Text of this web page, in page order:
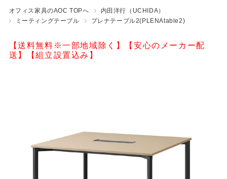
オフィス家具のAOC TOPへ
内田洋行（UCHIDA）
ミーティングテーブル
プレナテーブル2(PLENAtable2)
【送料無料※一部地域除く】【安心のメーカー配
送】【組立設置込み】